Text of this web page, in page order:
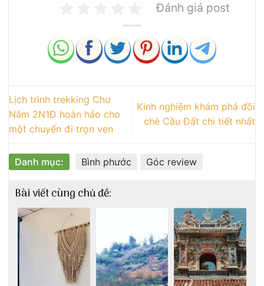
Đánh giá post
Lịch trình trekking Chư
Nâm 2N1Đ hoàn hảo cho
một chuyến đi trọn vẹn
Kinh nghiệm khám phá đồi
chè Cầu Đất chi tiết nhất
Danh mục: Bình phước Góc review
Bài viết cùng chủ đề: